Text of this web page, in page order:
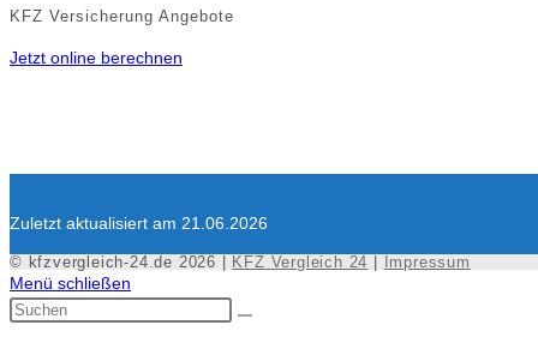
KFZ Versicherung Angebote
Jetzt online berechnen
Zuletzt aktualisiert am 21.06.2026
© kfzvergleich-24.de 2026 | KFZ Vergleich 24 Impressum
Menü schließen